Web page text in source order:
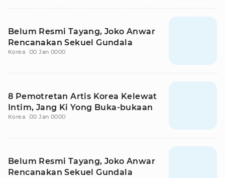
Belum Resmi Tayang, Joko Anwar
Rencanakan Sekuel Gundala
Korea 00 Jan 0000
8 Pemotretan Artis Korea Kelewat
Intim, Jang Ki Yong Buka-bukaan
Korea 00 Jan 0000
Belum Resmi Tayang, Joko Anwar
Rencanakan Sekuel Gundala